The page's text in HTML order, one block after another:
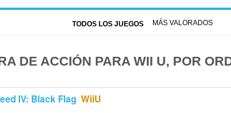
TODOS LOS JUEGOS MÁS VALORADOS
DE ACCIÓN PARA WII U, POR
IV: Black Flag WiiU